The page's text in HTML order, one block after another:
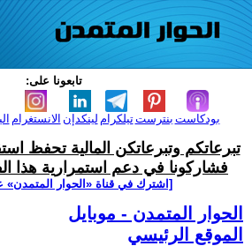
تابعونا على:
الانستغرام لينكدإن تيلكرامبنترست بودكاست
تبرعاتكم وتبرعاتكن المالية تحفظ
فشاركونا في دعم استمرارية هذا
[اشترك في قناة ‫«الحوار المتمدن»
الحوار المتمدن - موبايل
الموقع الرئيسي